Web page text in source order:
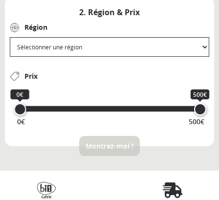
2. Région & Prix
Région
Prix
0€ 500€
0€ 500€
Montrez-moi !